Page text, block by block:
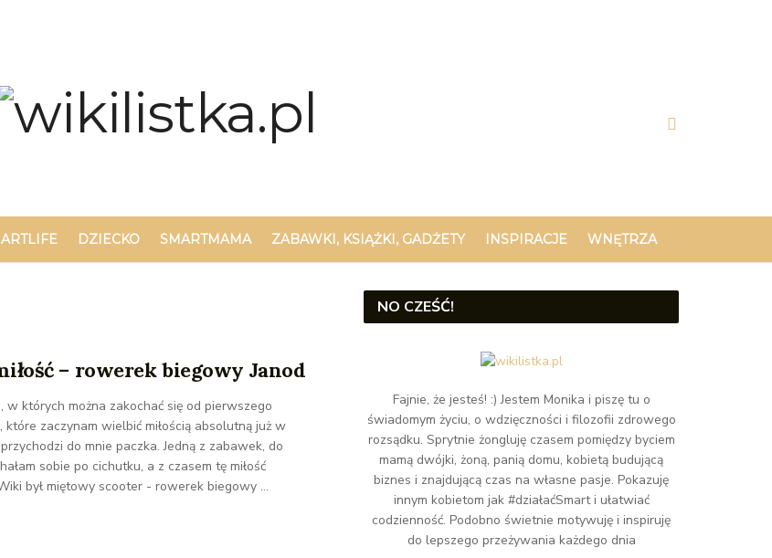
DZIECKO SMARTMAMA ZABAWKI, KSIĄŻKI, GADŻETY INSPIRACJE WNĘTRZA
– rowerek biegowy Janod
w których można zakochać się od pierwszego
które zaczynam wielbić miłością absolutną już w
do mnie paczka. Jedną z zabawek, do
sobie po cichutku, a z czasem tę miłość
był miętowy scooter - rowerek biegowy ...
NO CZEŚĆ!
Fajnie, że jesteś! :) Jestem Monika i piszę tu o
świadomym życiu, o wdzięczności i filozofii zdrowego
rozsądku. Sprytnie żongluję czasem pomiędzy byciem
mamą dwójki, żoną, panią domu, kobietą budującą
biznes i znajdującą czas na własne pasje. Pokazuję
innym kobietom jak #działaćSmart i ułatwiać
codzienność. Podobno świetnie motywuję i inspiruję
do lepszego przeżywania każdego dnia